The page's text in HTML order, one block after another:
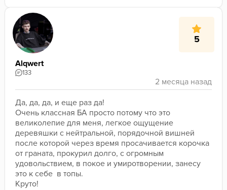
5
Alqwert
133
Да, да, да, и еще раз да!
Очень классная БА просто потому что это
великолепие для меня, легкое ощущение
деревяшки с нейтральной, порядочной вишней
после которой через время просачивается корочка
от граната, прокурил долго, с огромным
удовольствием, в покое и умиротворении, занесу
это к себе  в топы.
Круто!